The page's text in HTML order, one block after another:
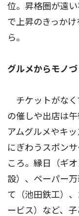
位。昇格圏が遠
で上昇のきっか
ら。
グルメからモノ
チケットがなく
の催しや出店は
アムグルメやキ
にぎわうスポン
ころ。縁日（ギ
設）、ペーパー
て（池田鉄工）
ービス）など、